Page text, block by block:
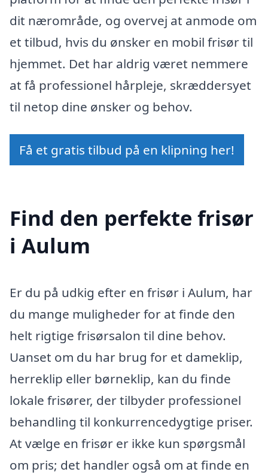
dit nærområde, og overvej at anmode om
et tilbud, hvis du ønsker en mobil frisør til
hjemmet. Det har aldrig været nemmere
at få professionel hårpleje, skræddersyet
til netop dine ønsker og behov.
Få et gratis tilbud på en klipning her!
Find den perfekte frisør
i Aulum
Er du på udkig efter en frisør i Aulum, har
du mange muligheder for at finde den
helt rigtige frisørsalon til dine behov.
Uanset om du har brug for et dameklip,
herreklip eller børneklip, kan du finde
lokale frisører, der tilbyder professionel
behandling til konkurrencedygtige priser.
At vælge en frisør er ikke kun spørgsmål
om pris; det handler også om at finde en